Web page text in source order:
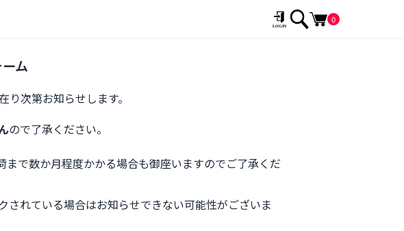
0
ム
次第お知らせします。
ので了承ください。
で数か月程度かかる場合も御座いますのでご了承くだ
れている場合はお知らせできない可能性がございま